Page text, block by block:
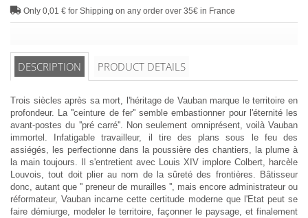
Only 0,01 € for Shipping on any order over 35€ in France
DESCRIPTION PRODUCT DETAILS
Trois siècles après sa mort, l'héritage de Vauban marque le territoire en
profondeur. La ''ceinture de fer'' semble embastionner pour l'éternité les
avant-postes du ''pré carré''. Non seulement omniprésent, voilà Vauban
immortel. Infatigable travailleur, il tire des plans sous le feu des
assiégés, les perfectionne dans la poussière des chantiers, la plume à
la main toujours. Il s'entretient avec Louis XIV implore Colbert, harcèle
Louvois, tout doit plier au nom de la sûreté des frontières. Bâtisseur
donc, autant que '' preneur de murailles '', mais encore administrateur ou
réformateur, Vauban incarne cette certitude moderne que l'Etat peut se
faire démiurge, modeler le territoire, façonner le paysage, et finalement